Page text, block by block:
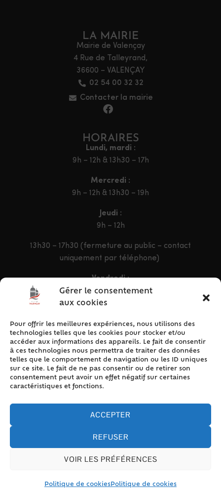
Gérer le consentement
aux cookies
Pour offrir les meilleures expériences, nous utilisons des
technologies telles que les cookies pour stocker et/ou
accéder aux informations des appareils. Le fait de consentir
à ces technologies nous permettra de traiter des données
telles que le comportement de navigation ou les ID uniques
sur ce site. Le fait de ne pas consentir ou de retirer son
consentement peut avoir un effet négatif sur certaines
caractéristiques et fonctions.
ACCEPTER
REFUSER
VOIR LES PRÉFÉRENCES
Politique de cookiesPolitique de cookies
LA MAIRIE
Mairie de Valençay
4 Rue de Talleyrand,
36600 – VALENÇAY
02 54 00 32 32
Contacter la mairie
HORAIRES
Lundi, mardi :
9h – 12h & 13h30 – 17h
Mercredi :
9h – 12h & 13h30 – 19h
Jeudi :
9h – 12h
13h30 – 17h30 (fermeture au public – contact
uniquement par téléphone)
Vendredi :
9h – 12h & 13h30 – 16h30
ACCÈS RAPIDE
Accueil
Contact
Plan du site
Mentions légales
Politique de cookies (UE)
collectivités & GRC/GRU)